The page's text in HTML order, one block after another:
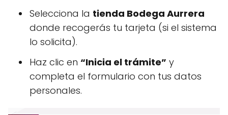
Selecciona la tienda Bodega Aurrera
donde recogerás tu tarjeta (si el sistema
lo solicita).
Haz clic en “Inicia el trámite” y
completa el formulario con tus datos
personales.